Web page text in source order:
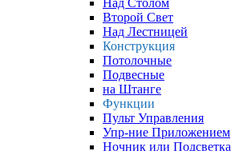
Над Столом
Второй Свет
Над Лестницей
Конструкция
Потолочные
Подвесные
на Штанге
Функции
Пульт Управления
Упр-ние Приложением
Ночник или Подсветка